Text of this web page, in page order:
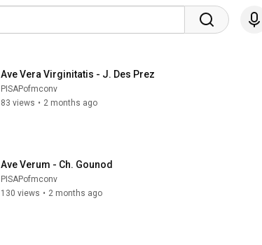
Ave Vera Virginitatis - J. Des Prez
PISAPofmconv
83 views • 2 months ago
Ave Verum - Ch. Gounod
PISAPofmconv
130 views • 2 months ago